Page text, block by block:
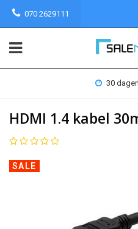
070 2629111
30
HDMI 1.4 kabel
SALE